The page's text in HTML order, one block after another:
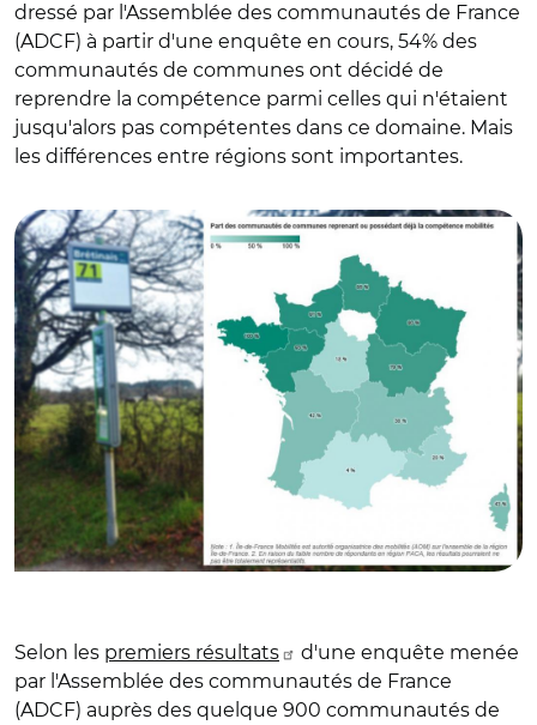
dressé par l'Assemblée des communautés de France
(ADCF) à partir d'une enquête en cours, 54% des
communautés de communes ont décidé de
reprendre la compétence parmi celles qui n'étaient
jusqu'alors pas compétentes dans ce domaine. Mais
les différences entre régions sont importantes.
© DR avec ADCF et AR/ Source: Résultats provisoires de
Selon les premiers résultats
d'une enquête menée
par l'Assemblée des communautés de France
(ADCF) auprès des quelque 900 communautés de